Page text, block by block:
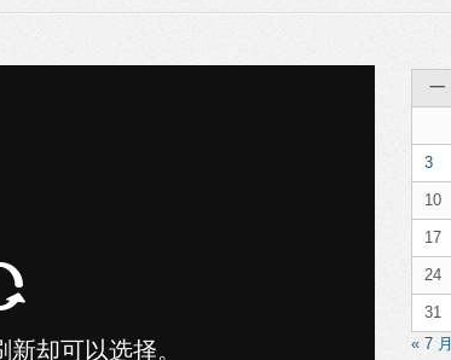
一
3
10
17
24
31
« 7 月